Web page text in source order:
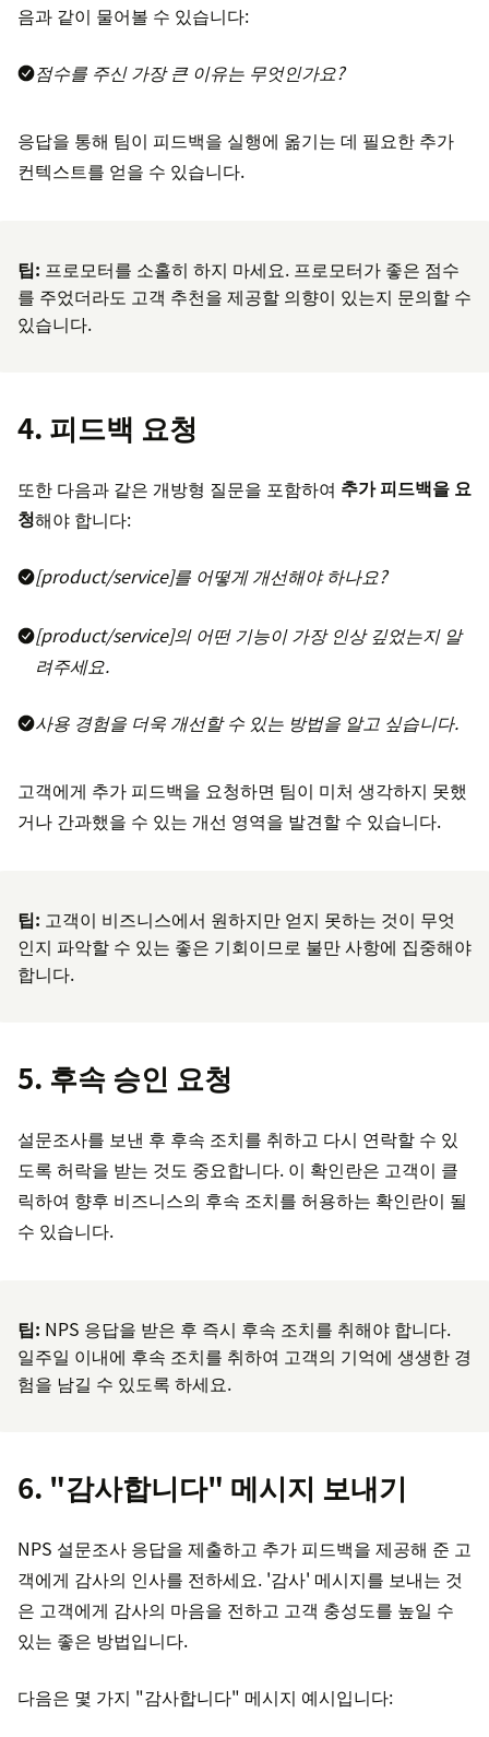
음과 같이 물어볼 수 있습니다:
점수를 주신 가장 큰 이유는 무엇인가요?
응답을 통해 팀이 피드백을 실행에 옮기는 데 필요한 추가
컨텍스트를 얻을 수 있습니다.
팁: 프로모터를 소홀히 하지 마세요. 프로모터가 좋은 점수
를 주었더라도 고객 추천을 제공할 의향이 있는지 문의할 수
있습니다.
4. 피드백 요청
또한 다음과 같은 개방형 질문을 포함하여 추가 피드백을 요
청해야 합니다:
[product/service]를 어떻게 개선해야 하나요?
[product/service]의 어떤 기능이 가장 인상 깊었는지 알
려주세요.
사용 경험을 더욱 개선할 수 있는 방법을 알고 싶습니다.
고객에게 추가 피드백을 요청하면 팀이 미처 생각하지 못했
거나 간과했을 수 있는 개선 영역을 발견할 수 있습니다.
팁: 고객이 비즈니스에서 원하지만 얻지 못하는 것이 무엇
인지 파악할 수 있는 좋은 기회이므로 불만 사항에 집중해야
합니다.
5. 후속 승인 요청
설문조사를 보낸 후 후속 조치를 취하고 다시 연락할 수 있
도록 허락을 받는 것도 중요합니다. 이 확인란은 고객이 클
릭하여 향후 비즈니스의 후속 조치를 허용하는 확인란이 될
수 있습니다.
팁: NPS 응답을 받은 후 즉시 후속 조치를 취해야 합니다.
일주일 이내에 후속 조치를 취하여 고객의 기억에 생생한 경
험을 남길 수 있도록 하세요.
6. "감사합니다" 메시지 보내기
NPS 설문조사 응답을 제출하고 추가 피드백을 제공해 준 고
객에게 감사의 인사를 전하세요. '감사' 메시지를 보내는 것
은 고객에게 감사의 마음을 전하고 고객 충성도를 높일 수
있는 좋은 방법입니다.
다음은 몇 가지 "감사합니다" 메시지 예시입니다: